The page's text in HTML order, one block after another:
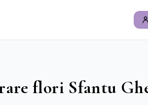
flori Sfantu